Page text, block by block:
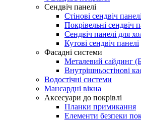
Сендвіч панелі
Стінові сендвіч панелі
Покрівельні сендвіч
Сендвіч панелі для
Кутові сендвіч панелі
Фасадні системи
Металевий сайдинг
Внутрішньостінові
Водостічні системи
Мансардні вікна
Аксесуари до покрівлі
Планки примикання
Елементи безпеки